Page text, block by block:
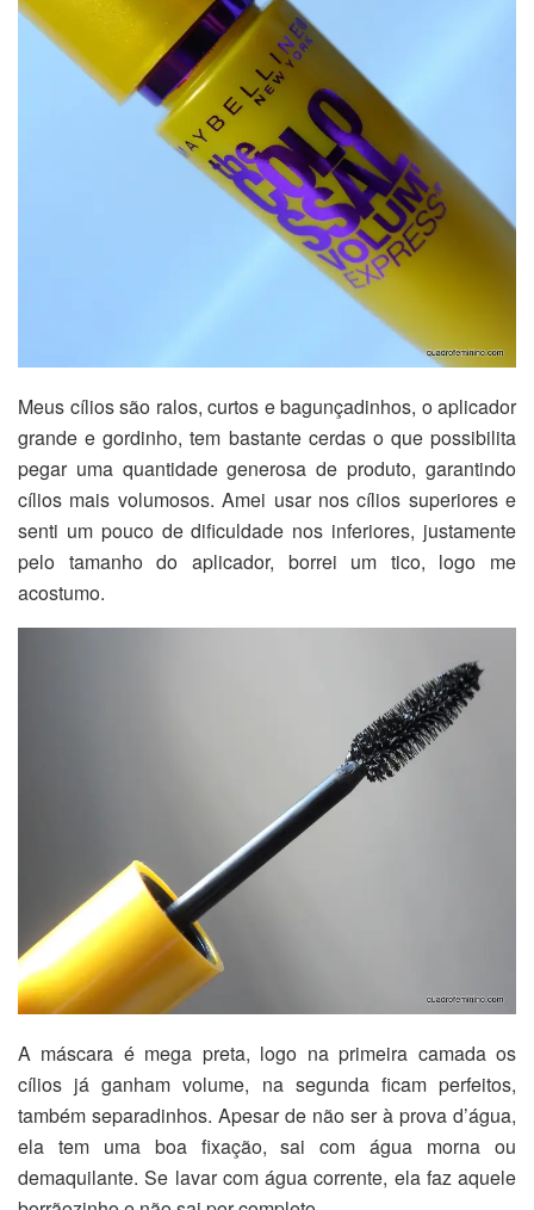
Meus cílios são ralos, curtos e bagunçadinhos, o aplicador
grande e gordinho, tem bastante cerdas o que possibilita
pegar uma quantidade generosa de produto, garantindo
cílios mais volumosos. Amei usar nos cílios superiores e
senti um pouco de dificuldade nos inferiores, justamente
pelo tamanho do aplicador, borrei um tico, logo me
acostumo.
A máscara é mega preta, logo na primeira camada os
cílios já ganham volume, na segunda ficam perfeitos,
também separadinhos. Apesar de não ser à prova d’água,
ela tem uma boa fixação, sai com água morna ou
demaquilante. Se lavar com água corrente, ela faz aquele